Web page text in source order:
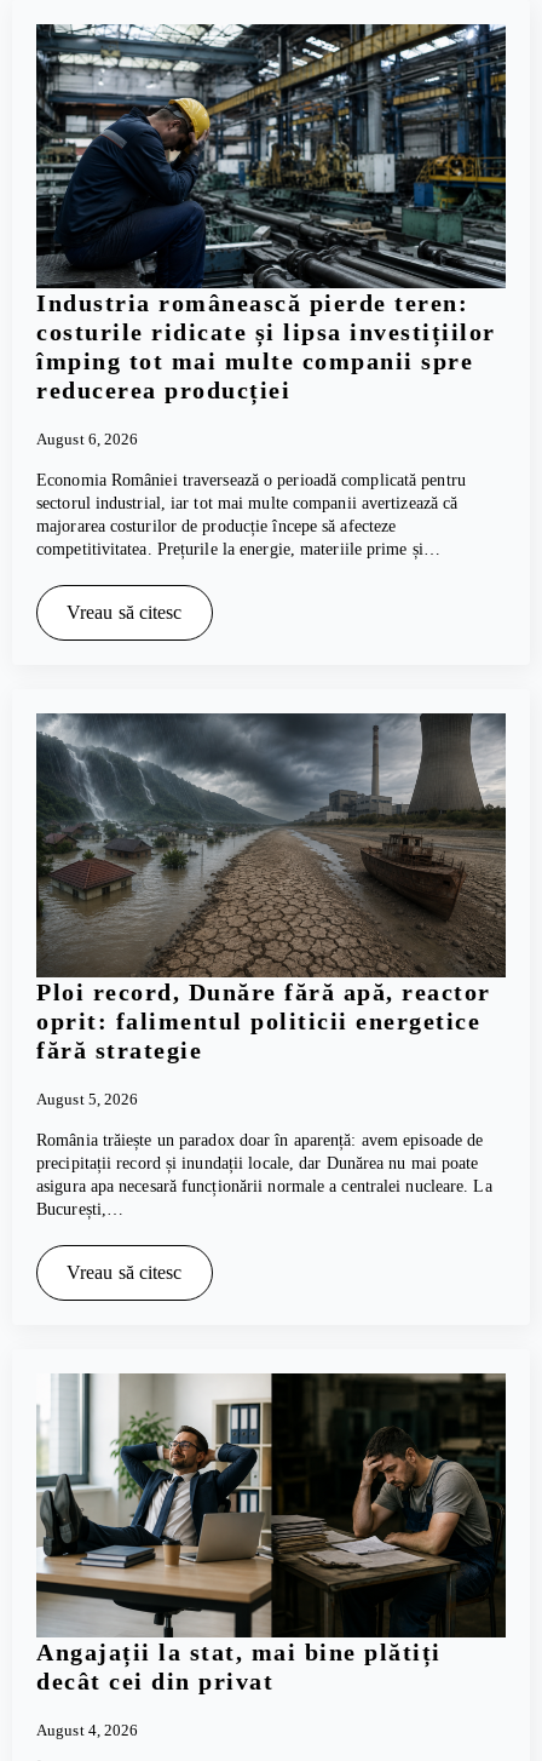
Industria românească pierde teren:
costurile ridicate și lipsa investițiilor
împing tot mai multe companii spre
reducerea producției
August 6, 2026
Economia României traversează o perioadă complicată pentru
sectorul industrial, iar tot mai multe companii avertizează că
majorarea costurilor de producție începe să afecteze
competitivitatea. Prețurile la energie, materiile prime și…
Vreau să citesc
Ploi record, Dunăre fără apă, reactor
oprit: falimentul politicii energetice
fără strategie
August 5, 2026
România trăiește un paradox doar în aparență: avem episoade de
precipitații record și inundații locale, dar Dunărea nu mai poate
asigura apa necesară funcționării normale a centralei nucleare. La
București,…
Vreau să citesc
Angajații la stat, mai bine plătiți
decât cei din privat
August 4, 2026